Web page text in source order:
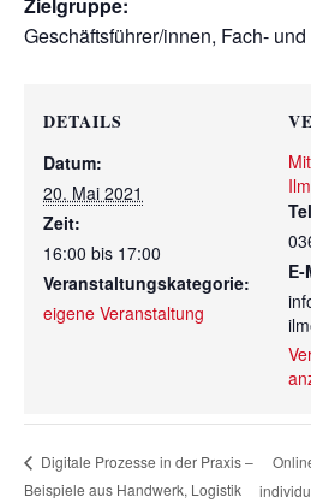
Geschäftsführer/innen, Fach-
DETAILS
Datum:
20. Mai 2021
Zeit:
16:00 bis 17:00
Veranstaltungskategorie:
eigene Veranstaltung
E-
Digitale Prozesse in der Praxis –
Beispiele aus Handwerk, Logistik